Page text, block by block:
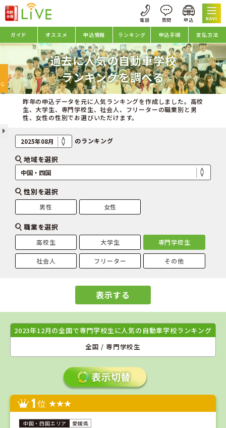
NAVI
ガイド オススメ 申込情報 ランキング 申込手順 支払方法
過去に人気の自動車学校
ランキングを調べる
昨年の申込データを元に人気ランキングを作成しました。高校
生、大学生、専門学校生、社会人、フリーターの職業別と男
性、女性の性別でお選びいただけます。
のランキング
地域を選択
性別を選択
男性 女性
職業を選択
高校生 大学生 専門学校生
社会人 フリーター その他
表示する
2023年12月の全国で専門学校生に人気の自動車学校ランキング
全国 / 専門学校生
1位
愛媛県